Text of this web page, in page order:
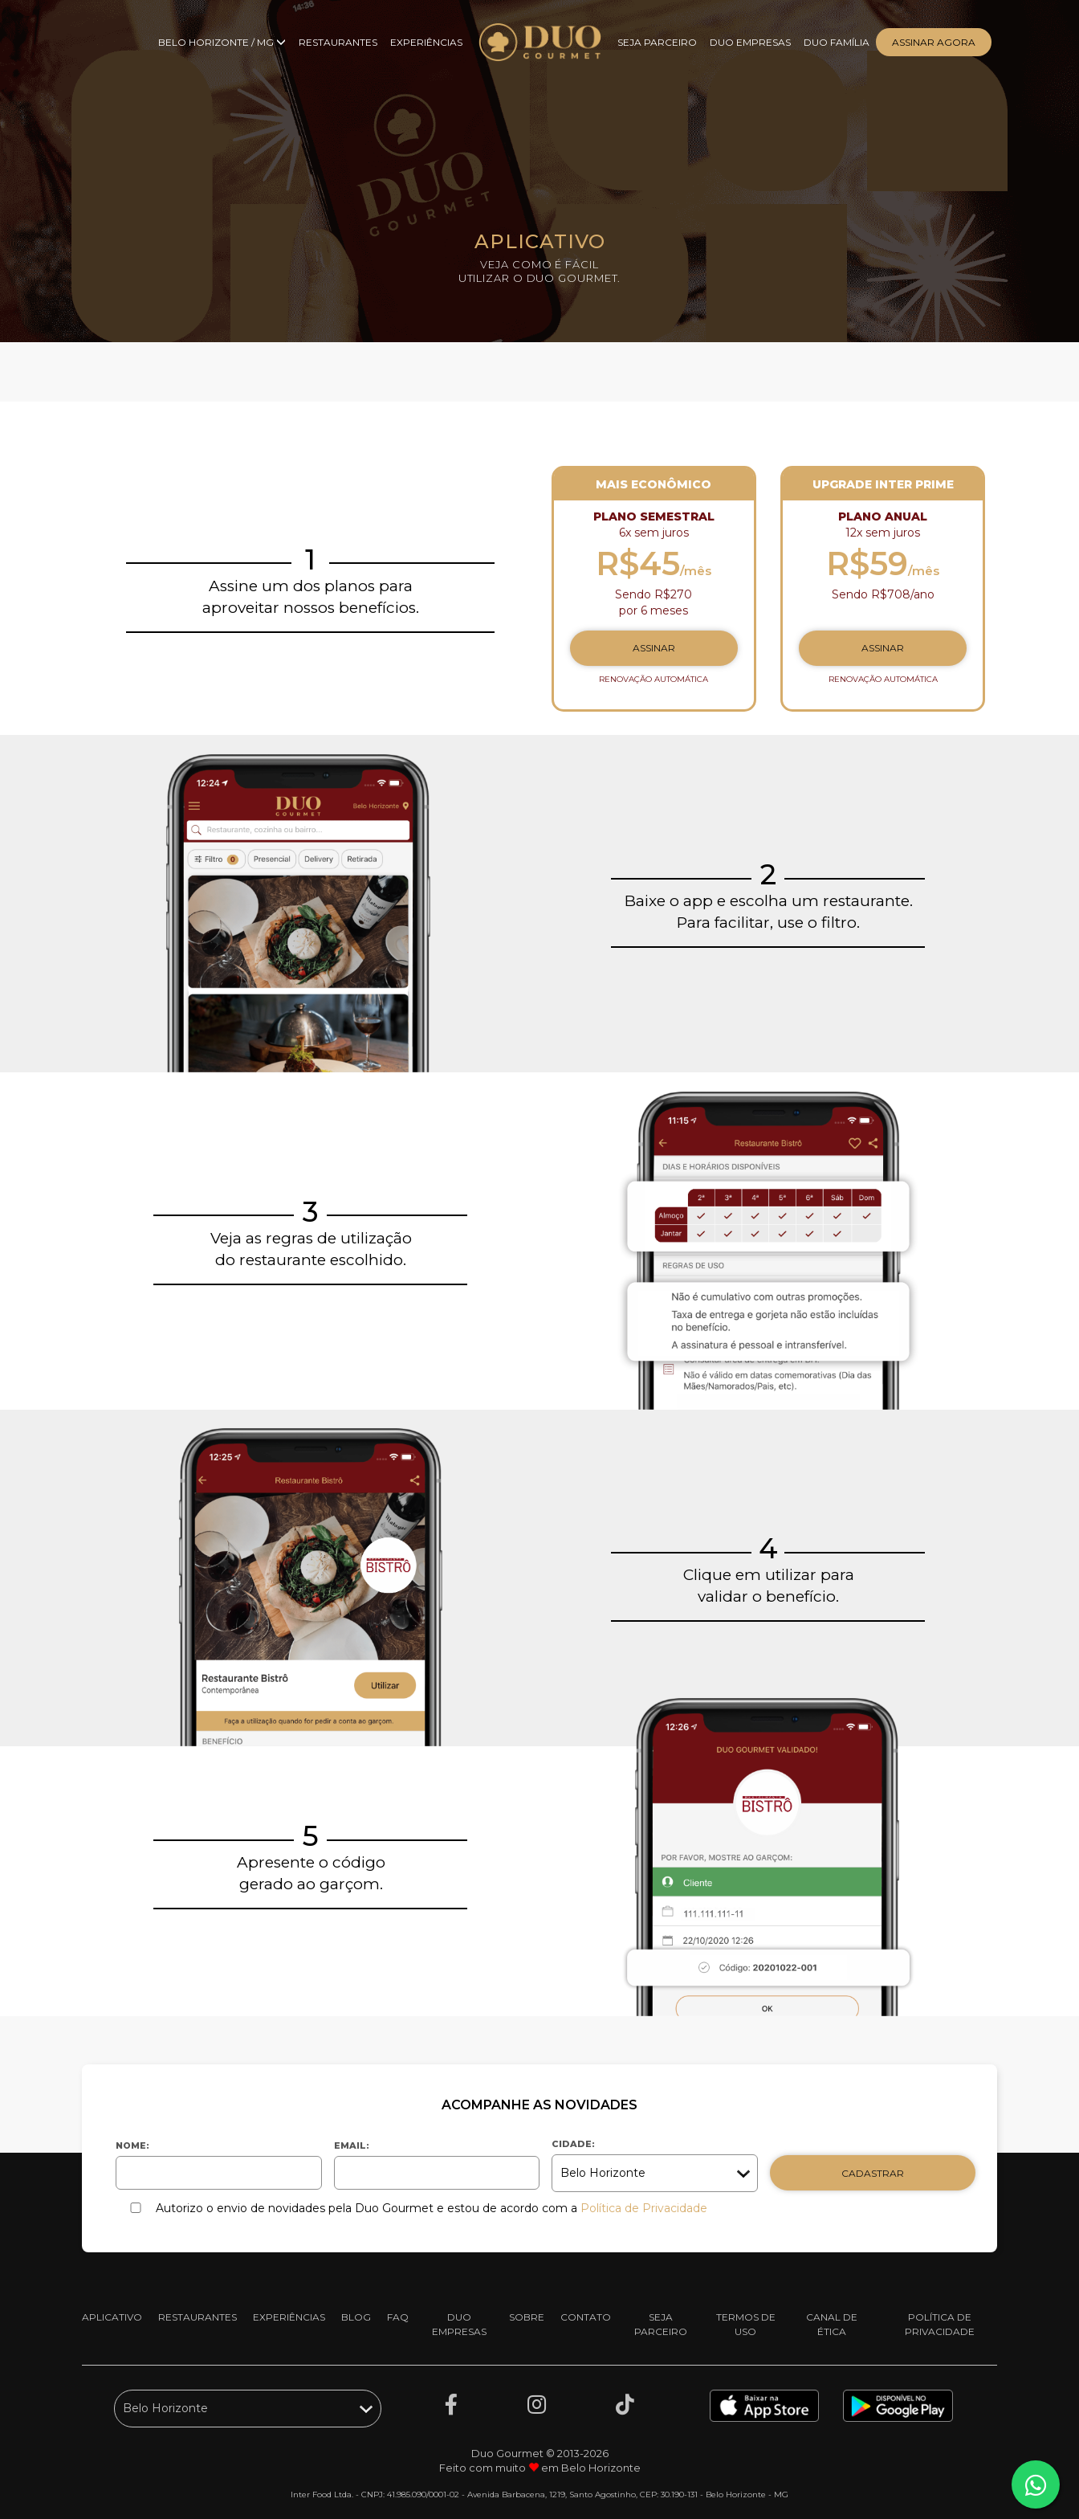
BELO HORIZONTE / MG RESTAURANTES EXPERIÊNCIAS SEJA PARCEIRO DUO EMPRESAS DUO FAMÍLIA ASSINAR AGORA
APLICATIVO
VEJA COMO É FÁCIL
UTILIZAR O DUO GOURMET.
1
Assine um dos planos para
aproveitar nossos benefícios.
MAIS ECONÔMICO
PLANO SEMESTRAL
6x sem juros
R$45/mês
Sendo R$270
por 6 meses
ASSINAR
RENOVAÇÃO AUTOMÁTICA
UPGRADE INTER PRIME
PLANO ANUAL
12x sem juros
R$59/mês
Sendo R$708/ano
ASSINAR
RENOVAÇÃO AUTOMÁTICA
2
Baixe o app e escolha um restaurante.
Para facilitar, use o filtro.
3
Veja as regras de utilização
do restaurante escolhido.
4
Clique em utilizar para
validar o benefício.
5
Apresente o código
gerado ao garçom.
ACOMPANHE AS NOVIDADES
NOME: EMAIL: CIDADE:
CADASTRAR
Autorizo o envio de novidades pela Duo Gourmet e estou de acordo com a Política de Privacidade
APLICATIVO RESTAURANTES EXPERIÊNCIAS BLOG FAQ DUO
EMPRESAS
SOBRE CONTATO SEJA
PARCEIRO
TERMOS DE
USO
CANAL DE
ÉTICA
POLÍTICA DE
PRIVACIDADE
Duo Gourmet © 2013-2026
Feito com muito
em Belo Horizonte
Inter Food Ltda. - CNPJ: 41.985.090/0001-02 - Avenida Barbacena, 1219, Santo Agostinho, CEP: 30.190-131 - Belo Horizonte - MG